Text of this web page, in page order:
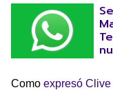
Como expresó